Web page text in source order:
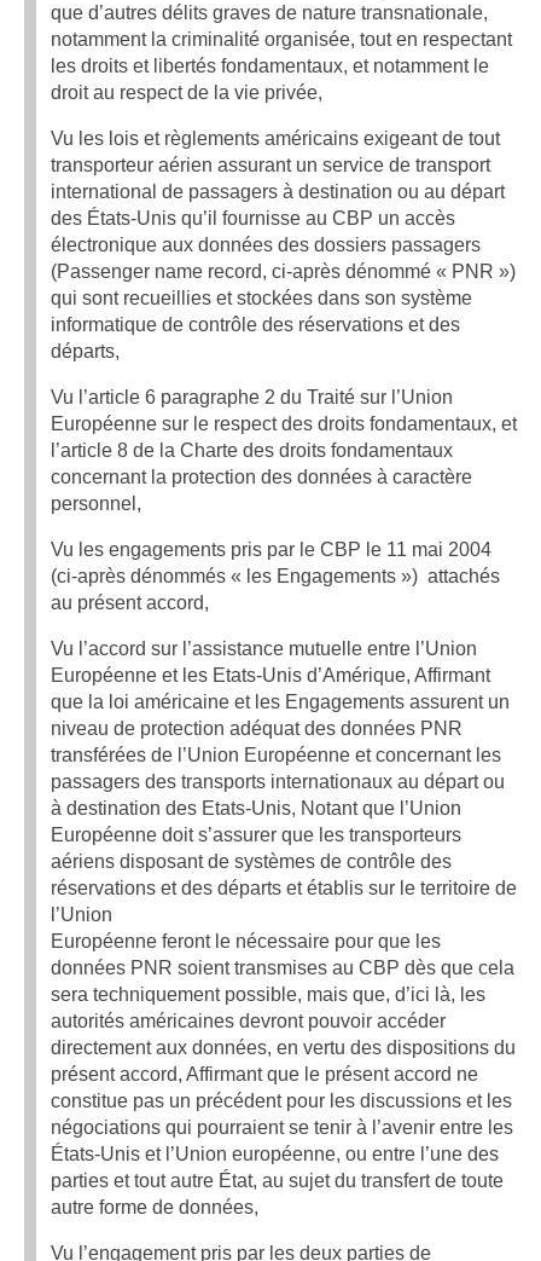
que d’autres délits graves de nature transnationale,
notamment la criminalité organisée, tout en respectant
les droits et libertés fondamentaux, et notamment le
droit au respect de la vie privée,
Vu les lois et règlements américains exigeant de tout
transporteur aérien assurant un service de transport
international de passagers à destination ou au départ
des États-Unis qu’il fournisse au CBP un accès
électronique aux données des dossiers passagers
(Passenger name record, ci-après dénommé « PNR »)
qui sont recueillies et stockées dans son système
informatique de contrôle des réservations et des
départs,
Vu l’article 6 paragraphe 2 du Traité sur l’Union
Européenne sur le respect des droits fondamentaux, et
l’article 8 de la Charte des droits fondamentaux
concernant la protection des données à caractère
personnel,
Vu les engagements pris par le CBP le 11 mai 2004
(ci-après dénommés « les Engagements ») attachés
au présent accord,
Vu l’accord sur l’assistance mutuelle entre l’Union
Européenne et les Etats-Unis d’Amérique, Affirmant
que la loi américaine et les Engagements assurent un
niveau de protection adéquat des données PNR
transférées de l’Union Européenne et concernant les
passagers des transports internationaux au départ ou
à destination des Etats-Unis, Notant que l’Union
Européenne doit s’assurer que les transporteurs
aériens disposant de systèmes de contrôle des
réservations et des départs et établis sur le territoire de
l’Union
Européenne feront le nécessaire pour que les
données PNR soient transmises au CBP dès que cela
sera techniquement possible, mais que, d’ici là, les
autorités américaines devront pouvoir accéder
directement aux données, en vertu des dispositions du
présent accord, Affirmant que le présent accord ne
constitue pas un précédent pour les discussions et les
négociations qui pourraient se tenir à l’avenir entre les
États-Unis et l’Union européenne, ou entre l’une des
parties et tout autre État, au sujet du transfert de toute
autre forme de données,
Vu l’engagement pris par les deux parties de